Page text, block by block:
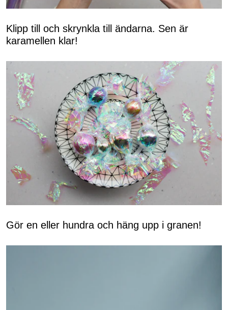
Klipp till och skrynkla till ändarna. Sen är
karamellen klar!
Gör en eller hundra och häng upp i granen!